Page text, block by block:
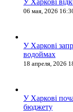
У Харкові
06 мая, 2026
У Харкові
водоймах
18 апреля, 2026
У Харкові
бюджету